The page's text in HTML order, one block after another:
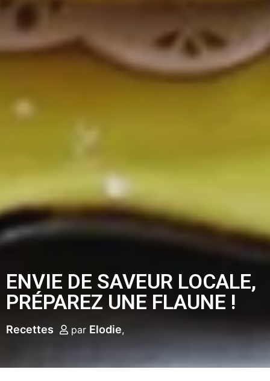
ENVIE DE SAVEUR LOCALE,
PRÉPAREZ UNE FLAUNE !
Recettes par Elodie